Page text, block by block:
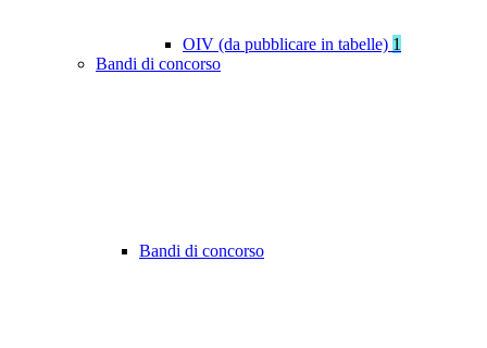
OIV (da pubblicare in tabelle) 1
Bandi di concorso
Bandi di concorso